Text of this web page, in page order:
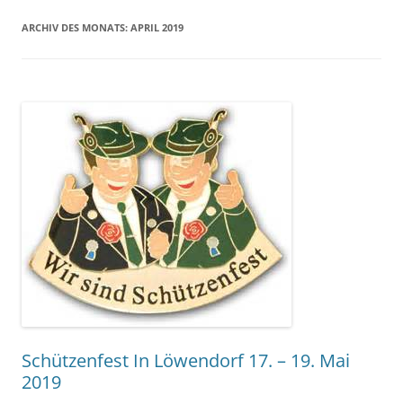
ARCHIV DES MONATS: APRIL 2019
Schützenfest In Löwendorf 17. – 19. Mai
2019